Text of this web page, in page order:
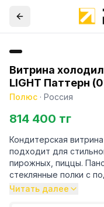
Витрина
LIGHT Паттерн
Полюс · Россия
814 400 тг
Кондитерская
подходит для
пирожных, пиццы.
стеклянные полки с
наилучшей стороны.
Читать далее